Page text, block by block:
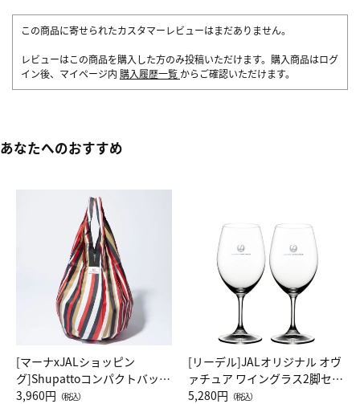
この商品に寄せられたカスタマーレビューはまだありません。
レビューはこの商品を購入した方のみ投稿いただけます。購入商品はログ
イン後、マイページ内 購入履歴一覧 からご確認いただけます。
あなたへのおすすめ
[マーナxJALショッピン
グ]Shupattoコンパクトバッグ
Drop JAL客室乗務員（LC）ス
3,960円 （税込）
[リーデル]JALオリジナル オヴ
ァチュア ワイングラス2脚セッ
ト（レッドワイン）
5,280円 （税込）